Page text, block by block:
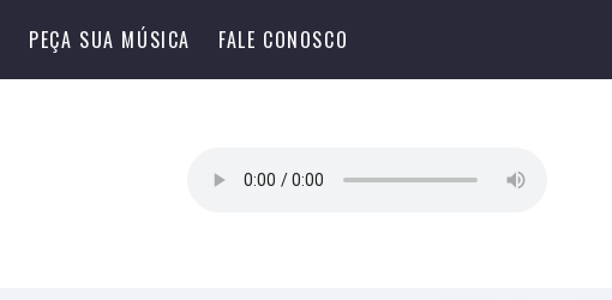
PEÇA SUA MÚSICA FALE CONOSCO